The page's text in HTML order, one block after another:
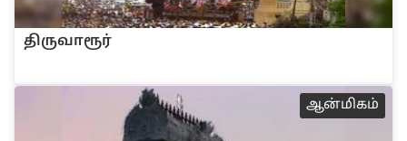
‌திருவாரூ‌ர்
ஆன்மிகம்